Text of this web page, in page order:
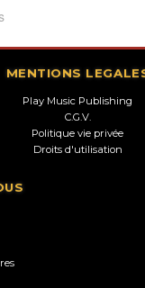
MENTIONS
Play Music Publishing
C.G.V.
Politique vie privée
Droits d'utilisation